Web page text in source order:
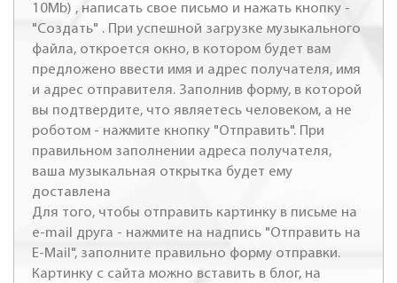
10Mb) , написать свое письмо и нажать кнопку -
"Создать" . При успешной загрузке музыкального
файла, откроется окно, в котором будет вам
предложено ввести имя и адрес получателя, имя
и адрес отправителя. Заполнив форму, в которой
вы подтвердите, что являетесь человеком, а не
роботом - нажмите кнопку "Отправить". При
правильном заполнении адреса получателя,
ваша музыкальная открытка будет ему
доставлена
Для того, чтобы отправить картинку в письме на
e-mail друга - нажмите на надпись "Отправить на
E-Mail", заполните правильно форму отправки.
Картинку с сайта можно вставить в блог, на